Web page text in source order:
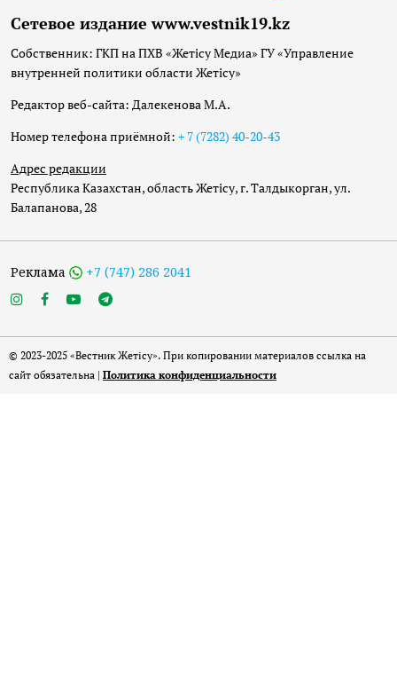
Сетевое издание www.vestnik19.kz
Собственник: ГКП на ПХВ «Жетісу Медиа» ГУ «Управление
внутренней политики области Жетісу»
Редактор веб-сайта: Далекенова М.А.
Номер телефона приёмной: + 7 (7282) 40-20-43
Адрес редакции
Республика Казахстан, область Жетісу, г. Талдыкорган, ул.
Балапанова, 28
Реклама +7 (747) 286 2041
© 2023-2025 «Вестник Жетісу». При копировании материалов ссылка на
сайт обязательна | Политика конфиденциальности